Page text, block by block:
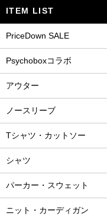
ITEM LIST
PriceDown SALE
Psychoboxコラボ
アウター
ノースリーブ
Tシャツ・カットソー
シャツ
パーカー・スウェット
ニット・カーディガン